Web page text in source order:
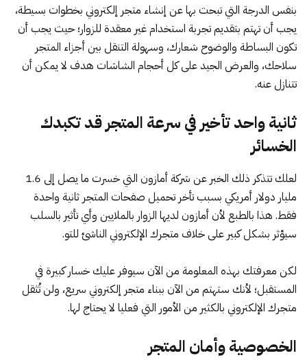
بنفس الدرجة التي تبحث بها عن إنشاء متجر إلكتروني بخطوات بسيطة،
يجب أن تهتم بتقديم تجربة استخدام غير معقدة للزوار؛ حيث يجب أن
تكون البساطة والوضوح شعارك، وسهولة التنقل بين أجزاء المتجر
سلاحك، والعرض الجيد على كل أحجام الشاشات هدف لا يمكن أن
تتنازل عنه.
ثانية واحد تأخير في سرعة المتجر قد تكبدك
الخسائر
لعلك تتذكر ذلك الخبر
عن شركة أمازون التي خسرت ما يصل إلى 1.6
مليار دولار أمريكي بسبب تأخر تحميل صفحات المتجر ثانية واحدة
فقط. هذا بالطبع لأن أمازون لديها الزوار بالملايين وأي تأثير بالسلب
سيؤثر بشكل كبير على خلاف متجرك الإلكتروني الناشئ للتو.
لكن معرفتك بهذه المعلومة من الآن سيوفر عليك خسار كبيرة في
المستقبل؛ لأنك ستهتم من الآن ببناء متجر إلكتروني سريع، ولن تُثقل
متجرك الإلكتروني بالكثير من الأمور التي فعليا لا يحتاج لها.
الخصوصية وأمان المتجر